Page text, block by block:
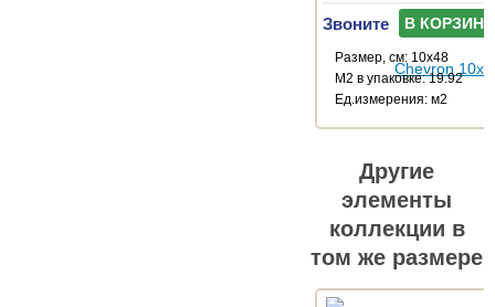
Звоните В КОРЗИНУ
Размер, см: 10x48
М2 в упаковке: 19.92
Ед.измерения: м2
Другие
элементы
коллекции в
том же размере